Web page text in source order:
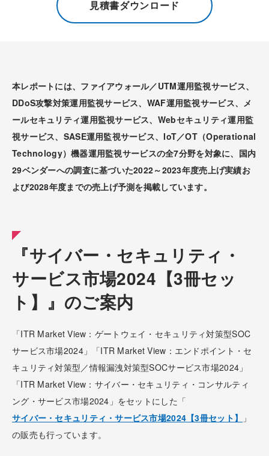
見積書ダウンロード
本レポートには、ファイアウォール／UTM運用監視サービス、
DDoS攻撃対策運用監視サービス、WAF運用監視サービス、メ
ールセキュリティ運用監視サービス、Webセキュリティ運用監
視サービス、SASE運用監視サービス、IoT／OT（Operational
Technology）機器運用監視サービスの全7分野を対象に、国内
29ベンダーへの調査に基づいた2022～2023年度売上げ実績お
よび2028年度までの売上げ予測を掲載しています。
『サイバー・セキュリティ・
サービス市場2024【3冊セッ
ト】』のご案内
「ITR Market View：ゲートウェイ・セキュリティ対策型SOC
サービス市場2024」「ITR Market View：エンドポイント・セ
キュリティ対策型／情報漏洩対策型SOCサービス市場2024」
「ITR Market View：サイバー・セキュリティ・コンサルティ
ング・サービス市場2024」をセットにした「
サイバー・セキュリティ・サービス市場2024【3冊セット】
」
の販売も行っています。